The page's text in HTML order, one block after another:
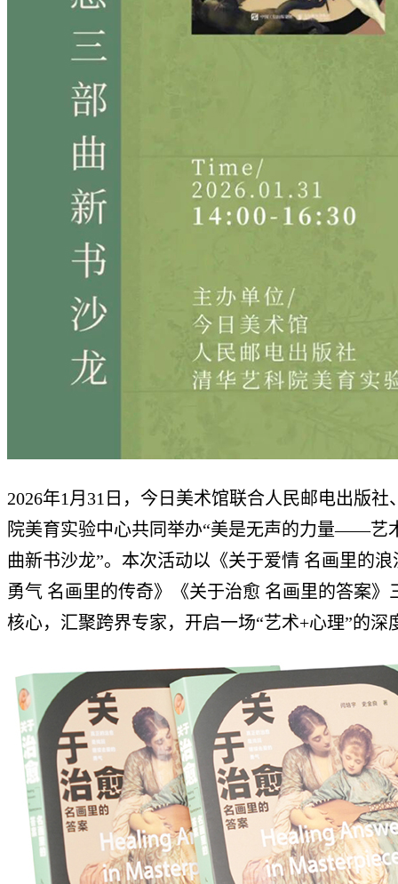
2026年1月31日，今日美术馆联合人民邮电出版社
院美育实验中心共同举办“美是无声的力量——艺
曲新书沙龙”。本次活动以《关于爱情 名画里的
勇气 名画里的传奇》《关于治愈 名画里的答案》
核心，汇聚跨界专家，开启一场“艺术+心理”的深